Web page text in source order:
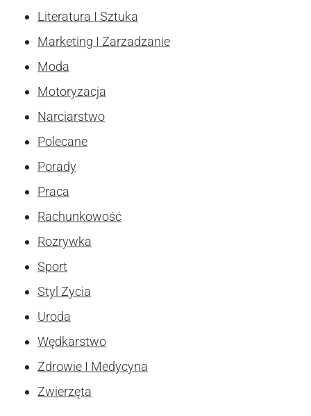
Literatura I Sztuka
Marketing I Zarzadzanie
Moda
Motoryzacja
Narciarstwo
Polecane
Porady
Praca
Rachunkowość
Rozrywka
Sport
Styl Zycia
Uroda
Wędkarstwo
Zdrowie I Medycyna
Zwierzęta